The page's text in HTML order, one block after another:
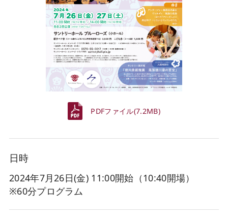
PDFファイル(7.2MB)
日時
2024年7月26日(金) 11:00開始（10:40開場）
※60分プログラム